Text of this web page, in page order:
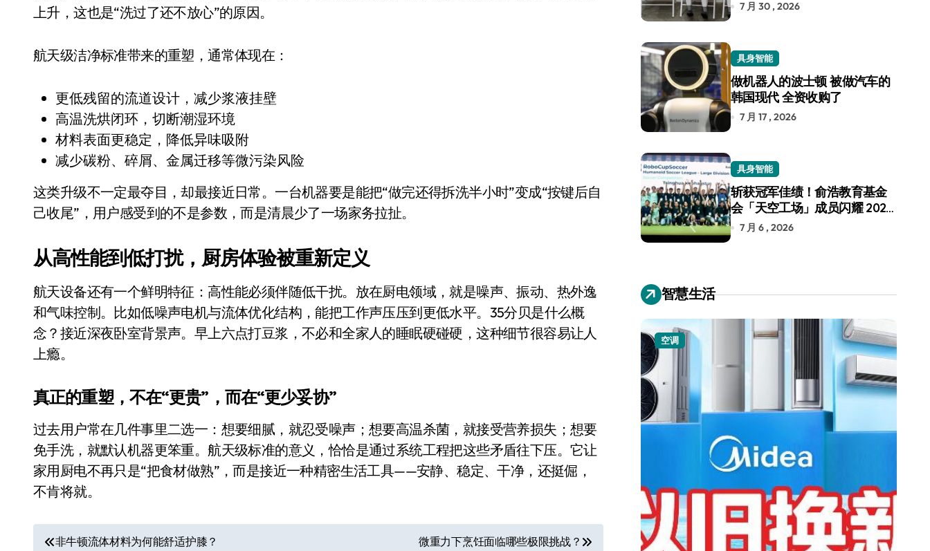
AirTag 新版到底香不香？一篇帮你避坑+种草
上升，这也是“洗过了还不放心”的原因。
航天级洁净标准带来的重塑，通常体现在：
更低残留的流道设计，减少浆液挂壁
高温洗烘闭环，切断潮湿环境
材料表面更稳定，降低异味吸附
减少碳粉、碎屑、金属迁移等微污染风险
这类升级不一定最夺目，却最接近日常。一台机器要是能把“做完还得拆洗半小时”变成“按键后自
己收尾”，用户感受到的不是参数，而是清晨少了一场家务拉扯。
从高性能到低打扰，厨房体验被重新定义
航天设备还有一个鲜明特征：高性能必须伴随低干扰。放在厨电领域，就是噪声、振动、热外逸
和气味控制。比如低噪声电机与流体优化结构，能把工作声压压到更低水平。35分贝是什么概
念？接近深夜卧室背景声。早上六点打豆浆，不必和全家人的睡眠硬碰硬，这种细节很容易让人
上瘾。
真正的重塑，不在“更贵”，而在“更少妥协”
过去用户常在几件事里二选一：想要细腻，就忍受噪声；想要高温杀菌，就接受营养损失；想要
免手洗，就默认机器更笨重。航天级标准的意义，恰恰是通过系统工程把这些矛盾往下压。它让
家用厨电不再只是“把食材做熟”，而是接近一种精密生活工具——安静、稳定、干净，还挺倔，
不肯将就。
文非牛顿流体材料为何能舒适护膝？ 微重力下烹饪面临哪些极限挑战？
7 月 30 , 2026
具身智能
做机器人的波士顿 被做汽车的
韩国现代 全资收购了
7 月 17 , 2026
具身智能
斩获冠军佳绩！俞浩教育基金
会「天空工场」成员闪耀 2026
RoboCup 机器人世界杯
7 月 6 , 2026
智慧生活
小家电 小家电 空调